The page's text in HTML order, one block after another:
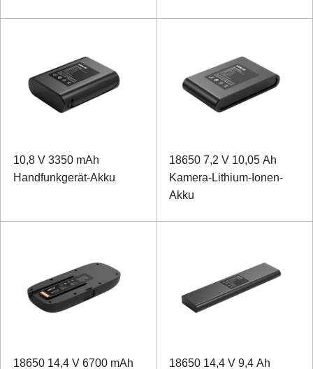
10,8 V 3350 mAh
Handfunkgerät-Akku
18650 7,2 V 10,05 Ah
Kamera-Lithium-Ionen-
Akku
18650 14,4 V 6700 mAh
18650 14,4 V 9,4 Ah